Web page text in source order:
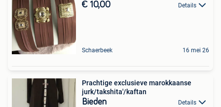
€ 10,00 Details
Schaerbeek 16 mei 26
Prachtige exclusieve marokkaanse
jurk/takshita'/kaftan
Bieden Details